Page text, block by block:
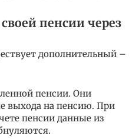
пенсии через
дополнительный –
пенсии. Они
выхода на пенсию. При
пенсии данные из